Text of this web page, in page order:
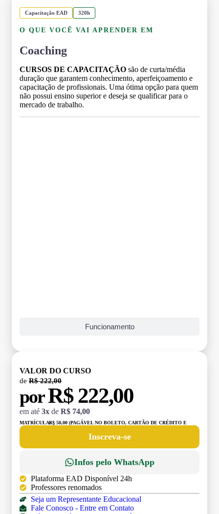
Capacitação EAD 320h
O QUE VOCÊ VAI APRENDER EM
Coaching
CURSOS DE CAPACITAÇÃO são de curta/média
duração que garantem conhecimento, aperfeiçoamento e
capacitação de profissionais. Uma ótima opção para quem
não possui ensino superior e deseja se qualificar para o
mercado de trabalho.
Funcionamento
VALOR DO CURSO
de R$ 222,00
porR$ 222,00
em até 3x de R$ 74,00
MATRÍCULA:R$ 50,00 (PAGÁVEL NO BOLETO, CARTÃO DE CRÉDITO E
Inscreva-se
Infos pelo WhatsApp
Plataforma EAD Disponível 24h
Professores renomados
Seja um Representante Educacional
Fale Conosco - Entre em Contato